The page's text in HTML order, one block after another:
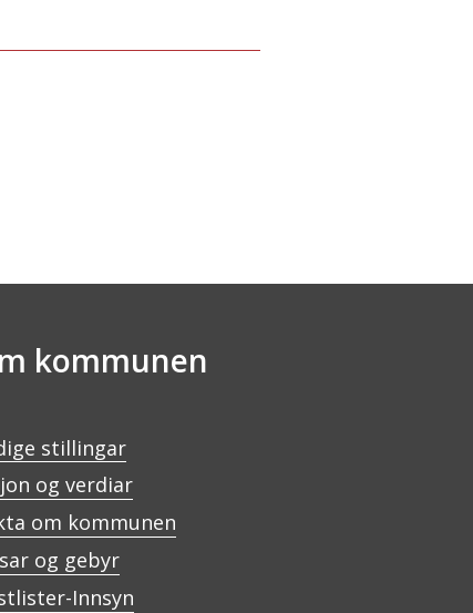
kommunen
stillingar
og verdiar
om kommunen
og gebyr
Innsyn